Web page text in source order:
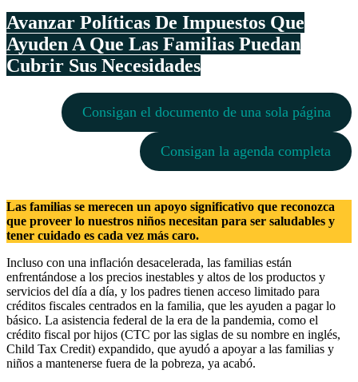
Avanzar Políticas De Impuestos Que
Ayuden A Que Las Familias Puedan
Cubrir Sus Necesidades
Consigan el documento de una sola página
Consigan la agenda completa
Las familias se merecen un apoyo significativo que reconozca
que proveer lo nuestros niños necesitan para ser saludables y
tener cuidado es cada vez más caro.
Incluso con una inflación desacelerada, las familias están
enfrentándose a los precios inestables y altos de los productos y
servicios del día a día, y los padres tienen acceso limitado para
créditos fiscales centrados en la familia, que les ayuden a pagar lo
básico. La asistencia federal de la era de la pandemia, como el
crédito fiscal por hijos (CTC por las siglas de su nombre en inglés,
Child Tax Credit) expandido, que ayudó a apoyar a las familias y
niños a mantenerse fuera de la pobreza, ya acabó.